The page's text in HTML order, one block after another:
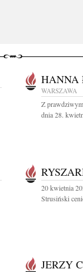
HANNA
WARSZAWA
Z
dnia 28.
20 kwietnia
Strusiński
JERZY